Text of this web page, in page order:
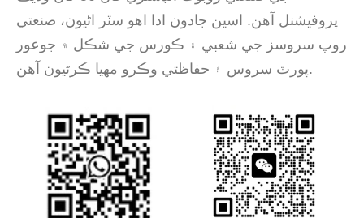
پروفيشنل آهن. اسين جادون ادا اهو سٽر اڻيون، صنعتي
روپ سروسز جي شعبي ۽ ڪورس جي شڪل ۾ جوعور
پورٽ سروس ۽ حفاظتي وڪرو مهيا ڪرڻيون آهن.